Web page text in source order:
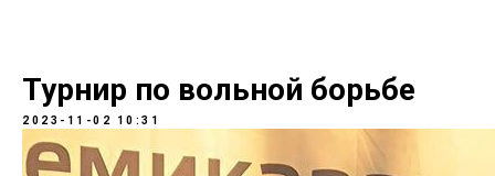
Турнир по вольной борьбе
2023-11-02 10:31